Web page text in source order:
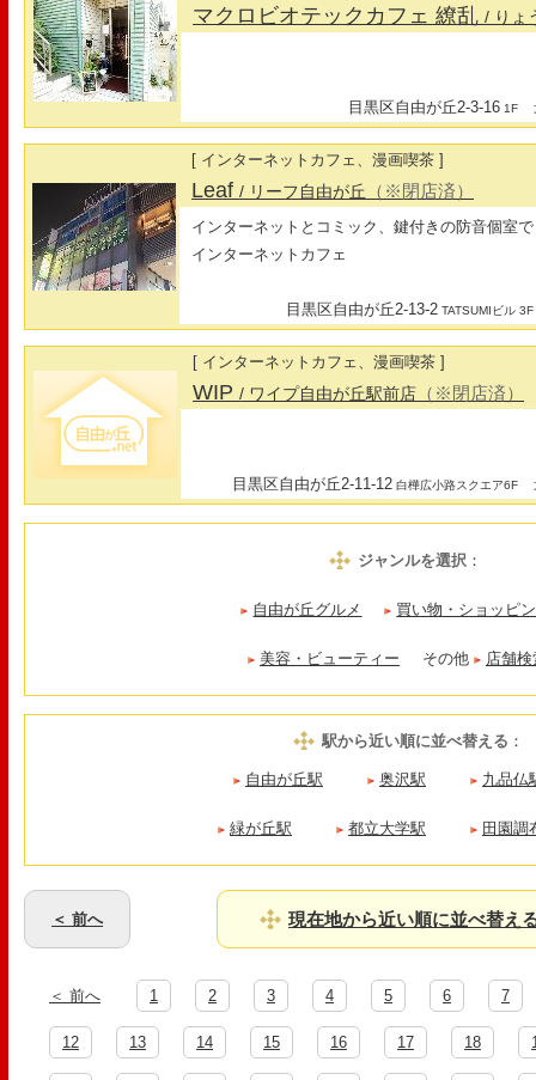
マクロビオテックカフェ 繚乱/ りょ
目黒区自由が丘2-3-16 1F
[ インターネットカフェ、漫画喫茶 ]
Leaf/ リーフ自由が丘 （※閉店済）
インターネットとコミック、鍵付きの防音個室
インターネットカフェ
目黒区自由が丘2-13-2 TATSUMIビル 3F
[ インターネットカフェ、漫画喫茶 ]
WIP/ ワイプ自由が丘駅前店 （※閉店済）
目黒区自由が丘2-11-12 白樺広小路スクエア6F
ジャンルを選択：
自由が丘グルメ 買い物・ショッピ
美容・ビューティー その他 店舗
駅から近い順に並べ替える ：
自由が丘駅 奥沢駅 九品仏
緑が丘駅 都立大学駅 田園調
＜ 前へ 現在地から近い順に並べ替え
＜ 前へ 1 2 3 4 5 6 7
12 13 14 15 16 17 18